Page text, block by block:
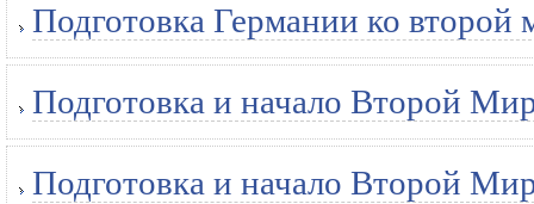
Подготовка Германии ко второй
Подготовка и начало Второй
Подготовка и начало Второй